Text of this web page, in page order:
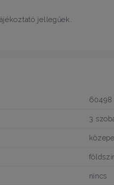
jellegűek.
60498
3
nincs